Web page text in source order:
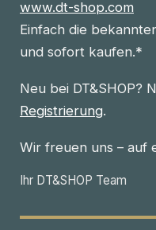
www.dt-shop.com
Einfach die
und sofort kaufen.*
Neu bei DT&SHOP?
Registrierung.
Wir freuen uns – auf
Ihr DT&SHOP Team